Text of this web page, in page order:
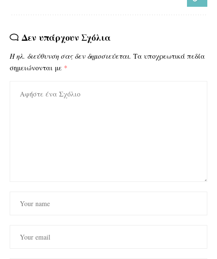
Δεν υπάρχουν Σχόλια
Η ηλ. διεύθυνση σας δεν δημοσιεύεται. Τα υποχρεωτικά πεδία
σημειώνονται με *